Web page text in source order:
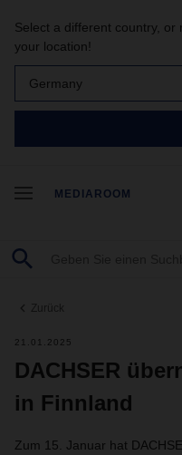
Select a different country,
your location!
Germany
MEDIAROOM
Zurück
21.01.2025
DACHSER
in Finnland
Zum 15. Januar hat